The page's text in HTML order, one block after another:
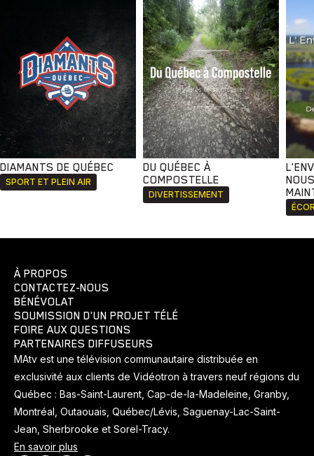
DIAMANTS DE QUÉBEC
SPORT ET PLEIN AIR
DU QUÉBEC À
COMPOSTELLE
DIVERTISSEMENT
À PROPOS
CONTACTEZ-NOUS
BÉNÉVOLAT
SOUMISSION D'UN PROJET TÉLÉ
FOIRE AUX QUESTIONS
PARTENAIRES DIFFUSEURS
MAtv est une télévision communautaire distribuée en
exclusivité aux clients de Vidéotron à travers neuf régions du
Québec : Bas-Saint-Laurent, Cap-de-la-Madeleine, Granby,
Montréal, Outaouais, Québec/Lévis, Saguenay-Lac-Saint-
Jean, Sherbrooke et Sorel-Tracy.
En savoir plus